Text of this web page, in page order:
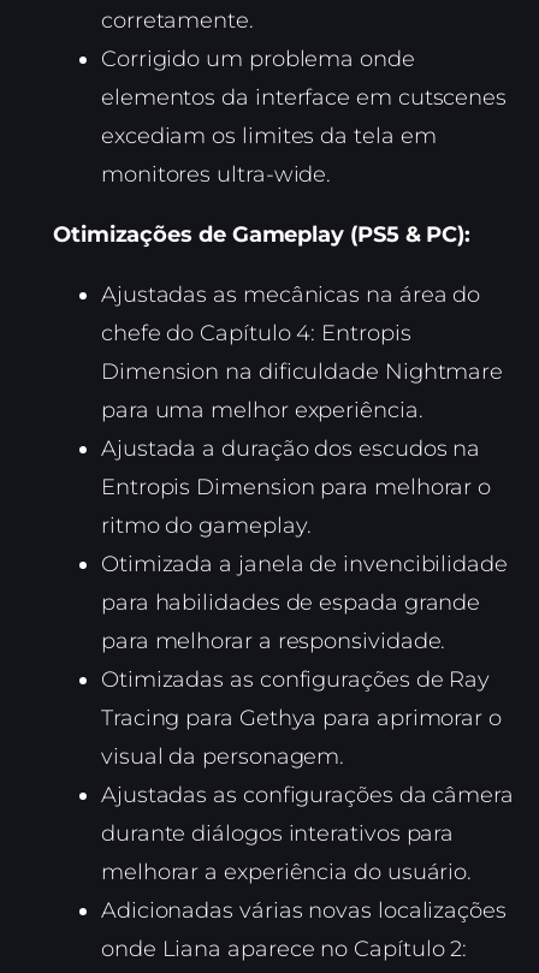
corretamente.
Corrigido um problema onde
elementos da interface em cutscenes
excediam os limites da tela em
monitores ultra-wide.
Otimizações de Gameplay (PS5 & PC):
Ajustadas as mecânicas na área do
chefe do Capítulo 4: Entropis
Dimension na dificuldade Nightmare
para uma melhor experiência.
Ajustada a duração dos escudos na
Entropis Dimension para melhorar o
ritmo do gameplay.
Otimizada a janela de invencibilidade
para habilidades de espada grande
para melhorar a responsividade.
Otimizadas as configurações de Ray
Tracing para Gethya para aprimorar o
visual da personagem.
Ajustadas as configurações da câmera
durante diálogos interativos para
melhorar a experiência do usuário.
Adicionadas várias novas localizações
onde Liana aparece no Capítulo 2: